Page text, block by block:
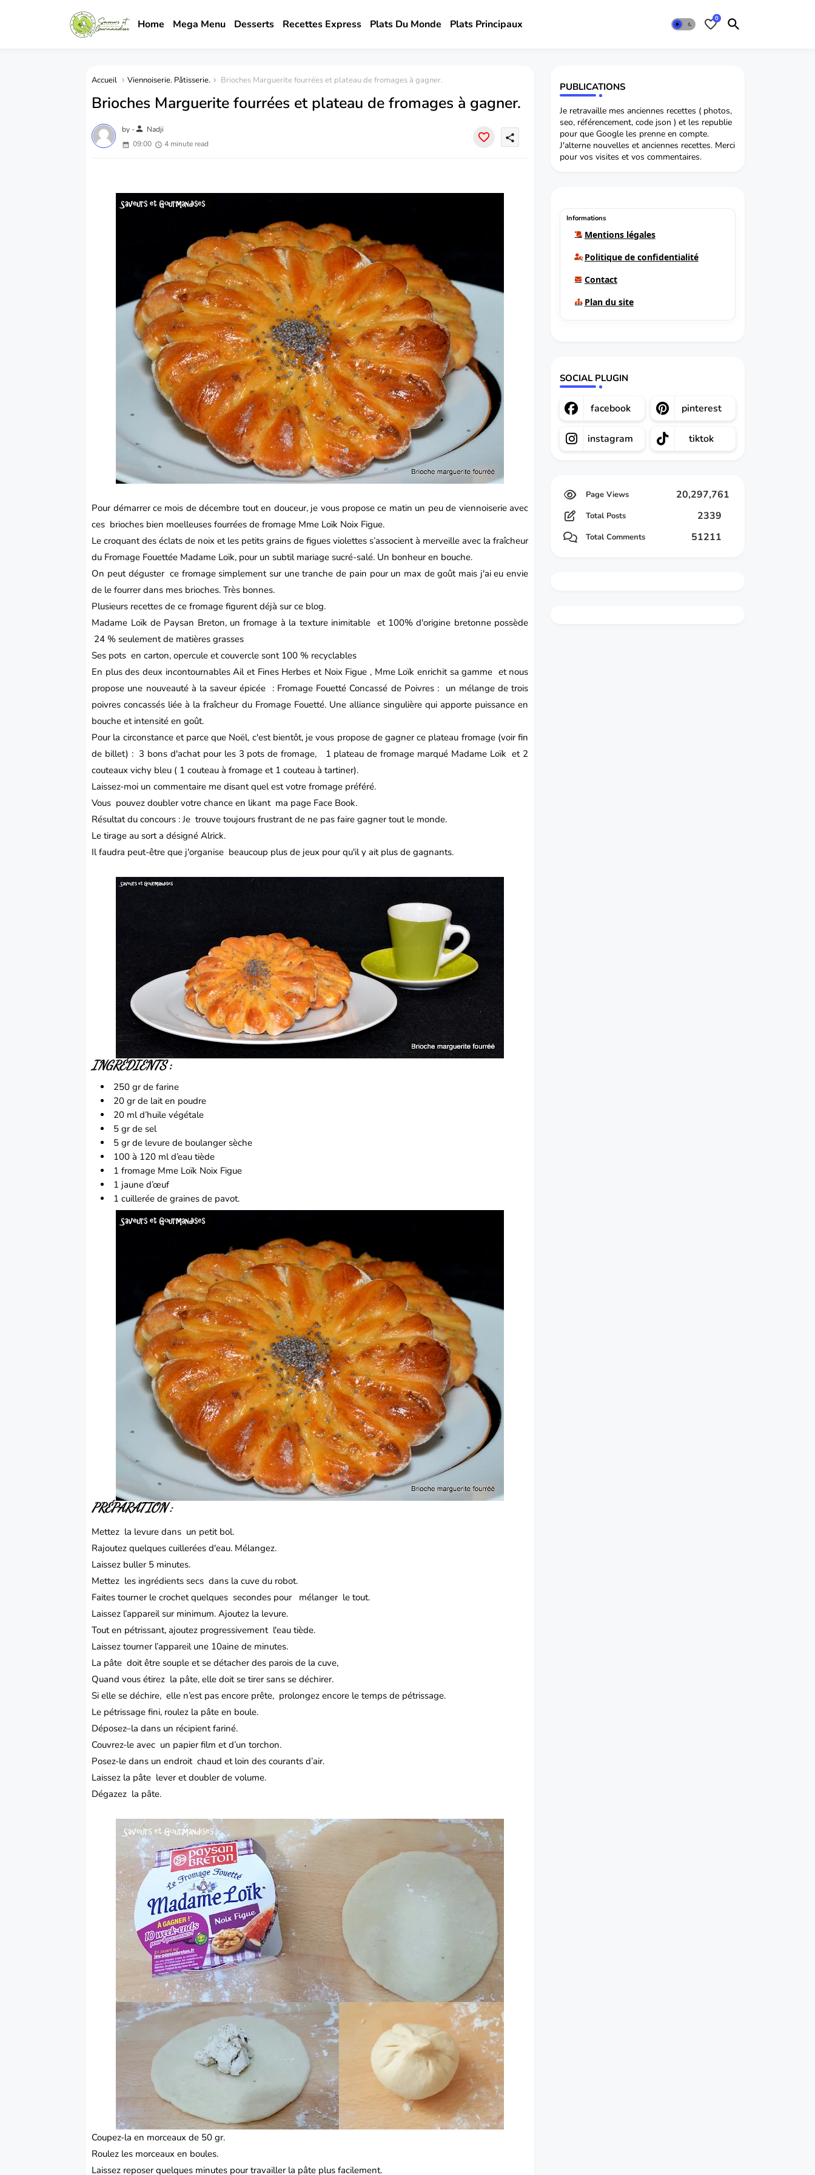
Home Mega Menu Desserts Recettes Express Plats Du Monde Plats Principaux 0
Accueil Viennoiserie. Pâtisserie. Brioches Marguerite fourrées et plateau de fromages à gagner.
Brioches Marguerite fourrées et plateau de fromages à gagner.
by -person Nadji
09:00
4 minute read
share
Pour démarrer ce mois de décembre tout en douceur, je vous propose ce matin un peu de viennoiserieavec
ces brioches bien moelleuses fourrées de fromage Mme Loïk Noix Figue.
Le croquant des éclats de noix et les petits grains de figues violettes s’associent à merveille avec la fraîcheur
du Fromage Fouettée Madame Loïk, pour un subtil mariage sucré-salé. Un bonheur en bouche.
On peut déguster ce fromagesimplement sur une tranche de pain pour un max de goût mais j'ai eu envie
de le fourrer dans mes brioches. Très bonnes.
Plusieurs recettes de ce fromage figurent déjà sur ce blog.
Madame Loïk de Paysan Breton, un fromage à la texture inimitable et 100% d'origine bretonne possède
24 % seulement de matières grasses
Ses pots en carton, opercule et couvercle sont 100 % recyclables
En plus des deux incontournables Ail et Fines Herbes et Noix Figue , Mme Loïk enrichit sa gamme et nous
propose une nouveauté à la saveur épicée : Fromage Fouetté Concassé de Poivres : un mélange de trois
poivres concassés liée à la fraîcheur du Fromage Fouetté. Une alliance singulière qui apporte puissance en
bouche et intensité en goût.
Pour la circonstance et parce que Noël, c'est bientôt, je vous propose de gagner ce plateau fromage (voir fin
de billet) : 3 bons d'achat pour les 3 pots de fromage, 1 plateau de fromage marqué Madame Loïk et 2
couteaux vichy bleu ( 1 couteau à fromage et 1 couteau à tartiner).
Laissez-moi un commentaire me disant quel est votre fromage préféré.
Vous pouvez doubler votre chance en likant ma page Face Book.
Résultat du concours : Je trouve toujours frustrant de ne pas faire gagner tout le monde.
Le tirage au sort a désigné Alrick.
Il faudra peut-être que j'organise beaucoup plus de jeux pour qu'il y ait plus de gagnants.
INGRÉDIENTS:
250 gr de farine
20 gr de lait en poudre
20 ml d’huile végétale
5 gr de sel
5 gr de levure de boulanger sèche
100 à 120 ml d’eau tiède
1 fromage Mme Loïk Noix Figue
1 jaune d’œuf
1 cuillerée de graines de pavot.
PRÉPARATION :
Mettez la levure dans un petit bol.
Rajoutez quelques cuillerées d'eau. Mélangez.
Laissez buller 5 minutes.
Mettez les ingrédients secs dans la cuve du robot.
Faites tourner le crochet quelques secondes pour mélanger le tout.
Laissez l’appareil sur minimum.Ajoutez la levure.
Tout en pétrissant, ajoutez progressivement l'eau tiède.
Laissez tourner l’appareil une 10aine de minutes.
La pâte doit être souple et se détacher des parois de la cuve,
Quand vous étirez la pâte, elle doit se tirer sans se déchirer.
Si elle se déchire, elle n’est pas encore prête, prolongez encore le temps de pétrissage.
Le pétrissage fini, roulez la pâte en boule.
Déposez–la dans un récipient fariné.
Couvrez-le avec un papier film et d’un torchon.
Posez-le dans un endroit chaud et loin des courants d’air.
Laissez la pâte lever et doubler de volume.
Dégazez la pâte.
Coupez-la en morceaux de 50 gr.
Roulez les morceaux en boules.
Laissez reposer quelques minutes pour travailler la pâte plus facilement.
PUBLICATIONS
Je retravaille mes anciennes recettes ( photos,
seo, référencement, code json ) et les republie
pour que Google les prenne en compte.
J'alterne nouvelles et anciennes recettes. Merci
pour vos visites et vos commentaires.
Informations
Mentions légales
Politique de confidentialité
Contact
Plan du site
SOCIAL PLUGIN
facebook pinterest
instagram tiktok
20,297,761
Total Posts 2339
Total Comments 51211